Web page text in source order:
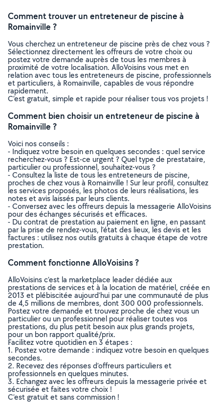
Comment trouver un entreteneur de piscine à
Romainville ?
Vous cherchez un entreteneur de piscine près de chez vous ?
Sélectionnez directement les offreurs de votre choix ou
postez votre demande auprès de tous les membres à
proximité de votre localisation. AlloVoisins vous met en
relation avec tous les entreteneurs de piscine, professionnels
et particuliers, à Romainville, capables de vous répondre
rapidement.
C’est gratuit, simple et rapide pour réaliser tous vos projets !
Comment bien choisir un entreteneur de piscine à
Romainville ?
Voici nos conseils :
- Indiquez votre besoin en quelques secondes : quel service
recherchez-vous ? Est-ce urgent ? Quel type de prestataire,
particulier ou professionnel, souhaitez-vous ?
- Consultez la liste de tous les entreteneurs de piscine,
proches de chez vous à Romainville ! Sur leur profil, consultez
les services proposés, les photos de leurs réalisations, les
notes et avis laissés par leurs clients.
- Conversez avec les offreurs depuis la messagerie AlloVoisins
pour des échanges sécurisés et efficaces.
- Du contrat de prestation au paiement en ligne, en passant
par la prise de rendez-vous, l’état des lieux, les devis et les
factures : utilisez nos outils gratuits à chaque étape de votre
prestation.
Comment fonctionne AlloVoisins ?
AlloVoisins c’est la marketplace leader dédiée aux
prestations de services et à la location de matériel, créée en
2013 et plébiscitée aujourd’hui par une communauté de plus
de 4,5 millions de membres, dont 300 000 professionnels.
Postez votre demande et trouvez proche de chez vous un
particulier ou un professionnel pour réaliser toutes vos
prestations, du plus petit besoin aux plus grands projets,
pour un bon rapport qualité/prix.
Facilitez votre quotidien en 3 étapes :
1. Postez votre demande : indiquez votre besoin en quelques
secondes.
2. Recevez des réponses d’offreurs particuliers et
professionnels en quelques minutes.
3. Echangez avec les offreurs depuis la messagerie privée et
sécurisée et faites votre choix !
C’est gratuit et sans commission !